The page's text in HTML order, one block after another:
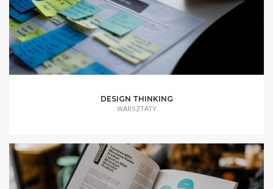
DESIGN THINKING
WARSZTATY